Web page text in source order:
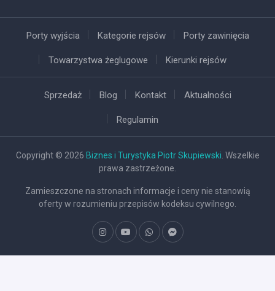
Porty wyjścia Kategorie rejsów Porty zawinięcia
Towarzystwa żeglugowe Kierunki rejsów
Sprzedaż Blog Kontakt Aktualności
Regulamin
Copyright © 2026 Biznes i Turystyka Piotr Skupiewski . Wszelkie
prawa zastrzeżone.
Zamieszczone na stronach informacje i ceny nie stanowią
oferty w rozumieniu przepisów kodeksu cywilnego.